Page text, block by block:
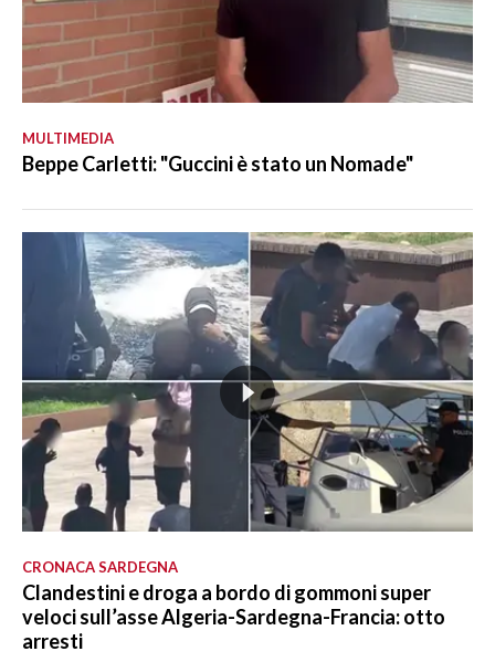
MULTIMEDIA
Beppe Carletti: "Guccini è stato un Nomade"
CRONACA SARDEGNA
Clandestini e droga a bordo di gommoni super
veloci sull’asse Algeria-Sardegna-Francia: otto
arresti